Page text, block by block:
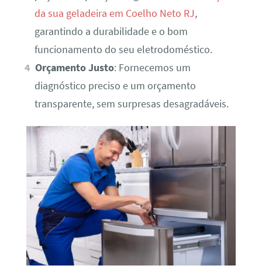
da sua geladeira em Coelho Neto RJ,
garantindo a durabilidade e o bom
funcionamento do seu eletrodoméstico.
Orçamento Justo: Fornecemos um
diagnóstico preciso e um orçamento
transparente, sem surpresas desagradáveis.